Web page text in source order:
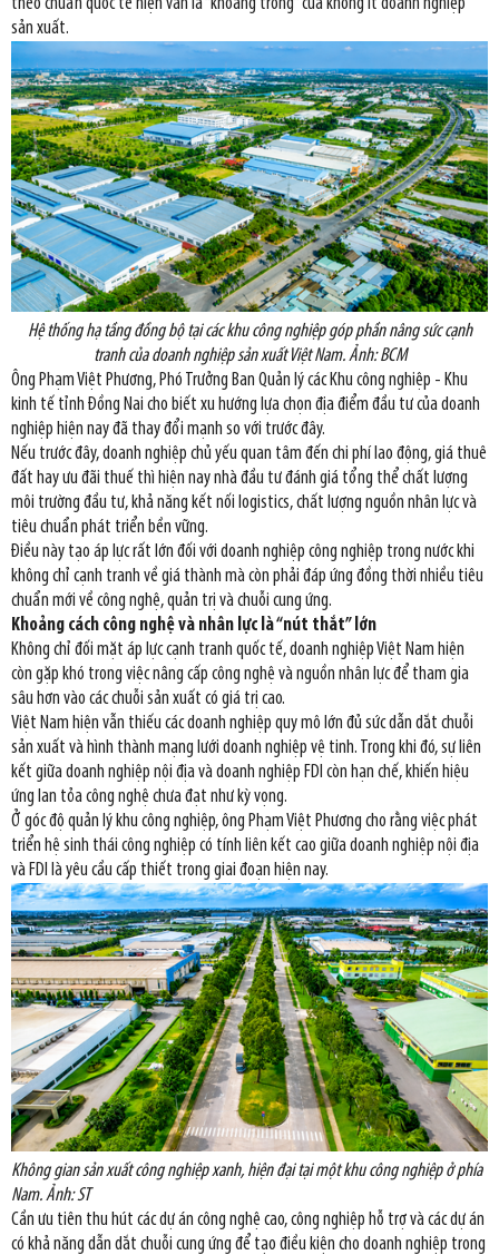
theo chuẩn quốc tế hiện vẫn là “khoảng trống” của không ít doanh nghiệp
sản xuất.
Hệ thống hạ tầng đồng bộ tại các khu công nghiệp góp phần nâng sức cạnh
tranh của doanh nghiệp sản xuất Việt Nam. Ảnh: BCM
Ông Phạm Việt Phương, Phó Trưởng Ban Quản lý các Khu công nghiệp - Khu
kinh tế tỉnh Đồng Nai cho biết xu hướng lựa chọn địa điểm đầu tư của doanh
nghiệp hiện nay đã thay đổi mạnh so với trước đây.
Nếu trước đây, doanh nghiệp chủ yếu quan tâm đến chi phí lao động, giá thuê
đất hay ưu đãi thuế thì hiện nay nhà đầu tư đánh giá tổng thể chất lượng
môi trường đầu tư, khả năng kết nối logistics, chất lượng nguồn nhân lực và
tiêu chuẩn phát triển bền vững.
Điều này tạo áp lực rất lớn đối với doanh nghiệp công nghiệp trong nước khi
không chỉ cạnh tranh về giá thành mà còn phải đáp ứng đồng thời nhiều tiêu
chuẩn mới về công nghệ, quản trị và chuỗi cung ứng.
Khoảng cách công nghệ và nhân lực là “nút thắt” lớn
Không chỉ đối mặt áp lực cạnh tranh quốc tế, doanh nghiệp Việt Nam hiện
còn gặp khó trong việc nâng cấp công nghệ và nguồn nhân lực để tham gia
sâu hơn vào các chuỗi sản xuất có giá trị cao.
Việt Nam hiện vẫn thiếu các doanh nghiệp quy mô lớn đủ sức dẫn dắt chuỗi
sản xuất và hình thành mạng lưới doanh nghiệp vệ tinh. Trong khi đó, sự liên
kết giữa doanh nghiệp nội địa và doanh nghiệp FDI còn hạn chế, khiến hiệu
ứng lan tỏa công nghệ chưa đạt như kỳ vọng.
Ở góc độ quản lý khu công nghiệp, ông Phạm Việt Phương cho rằng việc phát
triển hệ sinh thái công nghiệp có tính liên kết cao giữa doanh nghiệp nội địa
và FDI là yêu cầu cấp thiết trong giai đoạn hiện nay.
Không gian sản xuất công nghiệp xanh, hiện đại tại một khu công nghiệp ở phía
Nam. Ảnh: ST
Cần ưu tiên thu hút các dự án công nghệ cao, công nghiệp hỗ trợ và các dự án
có khả năng dẫn dắt chuỗi cung ứng để tạo điều kiện cho doanh nghiệp trong